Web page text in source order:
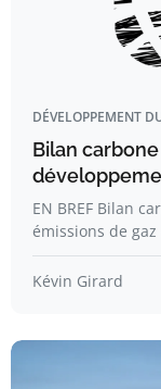
DÉVELOPPEMENT
Bilan
EN BREF Bilan
émissions de
Kévin Girard